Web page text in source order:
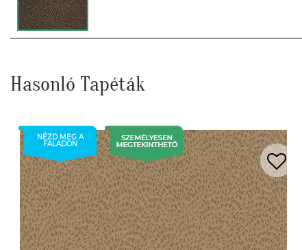
Hasonló Tapéták
NÉZD MEG A
FALADON